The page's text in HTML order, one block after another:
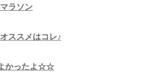
ラソン
ススメはコレ♪
かったよ☆☆